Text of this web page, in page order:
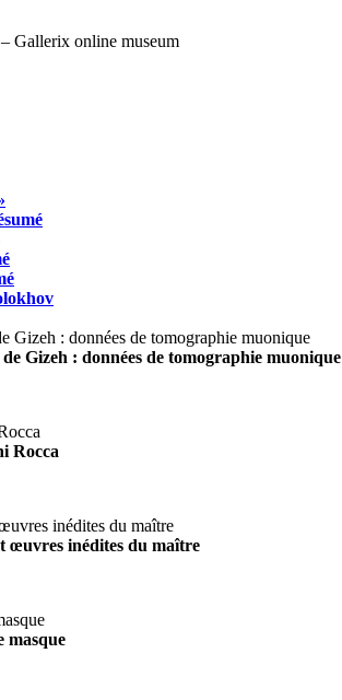
Gizeh : données de tomographie muonique
Rocca
œuvres inédites du maître
masque